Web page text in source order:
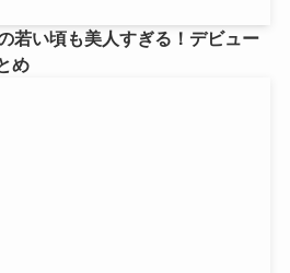
若い頃も美人すぎる！デビュー
め